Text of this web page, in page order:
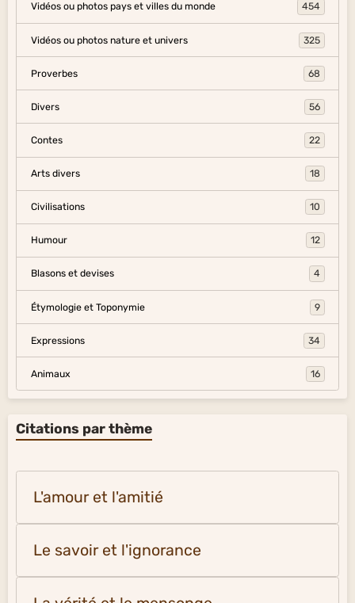
Vidéos ou photos pays et villes du monde 454
Vidéos ou photos nature et univers 325
Proverbes 68
Divers 56
Contes 22
Arts divers 18
Civilisations 10
Humour 12
Blasons et devises 4
Étymologie et Toponymie 9
Expressions 34
Animaux 16
Citations par thème
L'amour et l'amitié
Le savoir et l'ignorance